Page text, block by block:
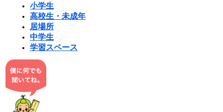
小学生
高校生・未成年
居場所
中学生
学習スペース